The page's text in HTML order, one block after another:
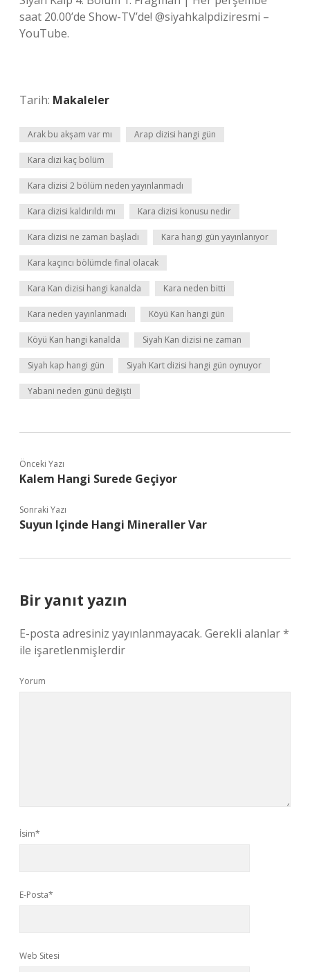
saat 20.00’de Show-TV’de! @siyahkalpdiziresmi –
YouTube.
Tarih: Makaleler
Arak bu akşam var mı Arap dizisi hangi gün
Kara dizi kaç bölüm
Kara dizisi 2 bölüm neden yayınlanmadı
Kara dizisi kaldırıldı mı Kara dizisi konusu nedir
Kara dizisi ne zaman başladı Kara hangi gün yayınlanıyor
Kara kaçıncı bölümde final olacak
Kara Kan dizisi hangi kanalda Kara neden bitti
Kara neden yayınlanmadı Köyü Kan hangi gün
Köyü Kan hangi kanalda Siyah Kan dizisi ne zaman
Siyah kap hangi gün Siyah Kart dizisi hangi gün oynuyor
Yabani neden günü değişti
Önceki Yazı
Kalem Hangi Surede Geçiyor
Sonraki Yazı
Suyun Içinde Hangi Mineraller Var
Bir yanıt yazın
E-posta adresiniz yayınlanmayacak. Gerekli alanlar*
ile işaretlenmişlerdir
Yorum
İsim*
E-Posta*
Web Sitesi